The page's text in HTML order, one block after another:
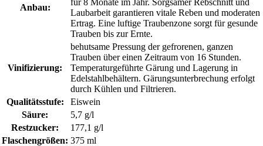
Anbau:
Laubarbeit garantieren vitale Reben und moderaten
Ertrag. Eine luftige Traubenzone sorgt für gesunde
Trauben bis zur Ernte.
Vinifizierung:
behutsame Pressung der gefrorenen, ganzen
Trauben über einen Zeitraum von 16 Stunden.
Temperaturgeführte Gärung und Lagerung in
Edelstahlbehältern. Gärungsunterbrechung erfolgt
durch Kühlen und Filtrieren.
Qualitätsstufe:
Eiswein
Säure:
5,7 g/l
Restzucker:
177,1 g/l
Flaschengrößen: 375 ml